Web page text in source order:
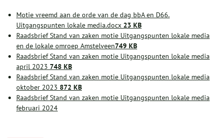
Motie vreemd aan de orde van de dag bbA en D66.
Uitgangspunten lokale media.docx 23 KB
Raadsbrief Stand van zaken motie Uitgangspunten lokale media
en de lokale omroep Amstelveen749 KB
Raadsbrief Stand van zaken motie Uitgangspunten lokale media
april 2023 748 KB
Raadsbrief Stand van zaken motie Uitgangspunten lokale media
oktober 2023 872 KB
Raadsbrief Stand van zaken motie Uitgangspunten lokale media
februari 2024